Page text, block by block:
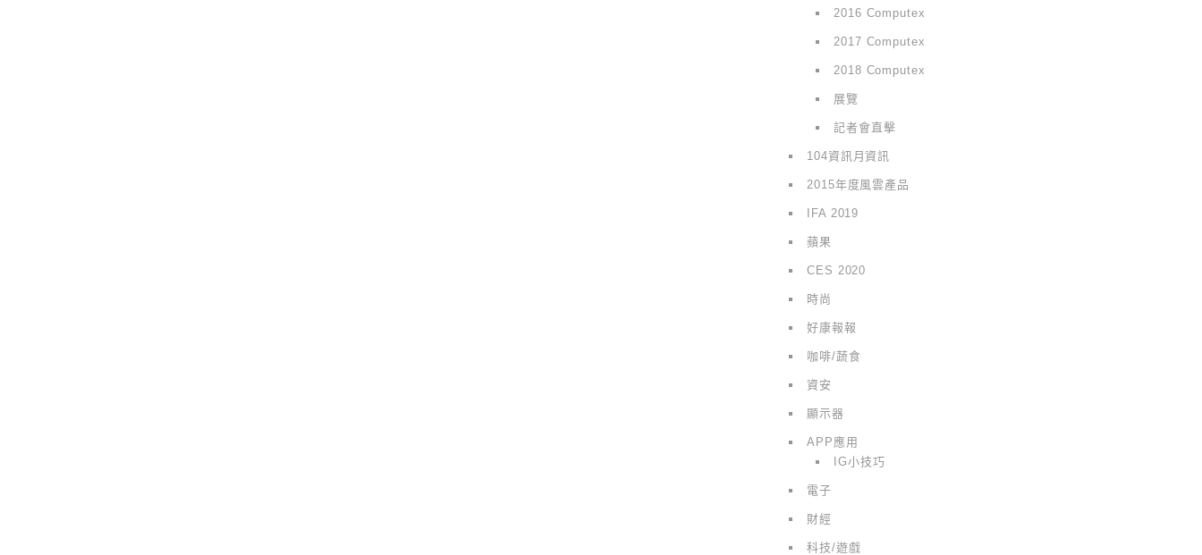
2016 Computex
2017 Computex
2018 Computex
展覽
記者會直擊
104資訊月資訊
2015年度風雲產品
IFA 2019
蘋果
CES 2020
時尚
好康報報
咖啡/蔬食
資安
顯示器
APP應用
IG小技巧
電子
財經
科技/遊戲